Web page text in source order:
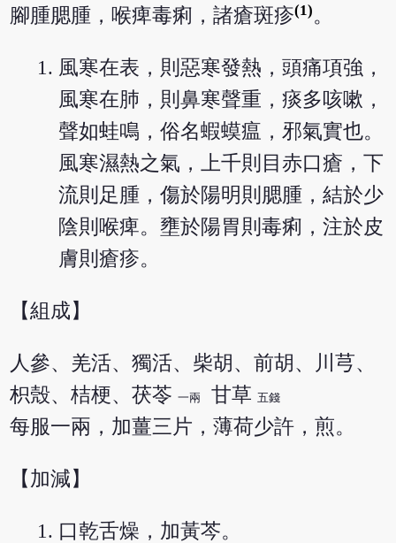
腳腫腮腫，喉痺毒痢，諸瘡斑疹(1)。
風寒在表，則惡寒發熱，頭痛項強，
風寒在肺，則鼻寒聲重，痰多咳嗽，
聲如蛙鳴，俗名蝦蟆瘟，邪氣實也。
風寒濕熱之氣，上千則目赤口瘡，下
流則足腫，傷於陽明則腮腫，結於少
陰則喉痺。壅於陽胃則毒痢，注於皮
膚則瘡疹。
【組成】
人參、羌活、獨活、柴胡、前胡、川芎、
枳殼、桔梗、茯苓一兩 甘草五錢
每服一兩，加薑三片，薄荷少許，煎。
【加減】
口乾舌燥，加黃芩。